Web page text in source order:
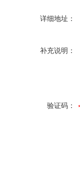
详细地址：
补充说明：
验证码：